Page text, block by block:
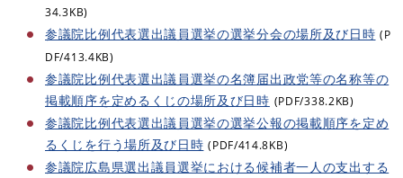
34.3KB)
参議院比例代表選出議員選挙の選挙分会の場所及び日時 (P
DF/413.4KB)
参議院比例代表選出議員選挙の名簿届出政党等の名称等の
掲載順序を定めるくじの場所及び日時 (PDF/338.2KB)
参議院比例代表選出議員選挙の選挙公報の掲載順序を定め
るくじを行う場所及び日時 (PDF/414.8KB)
参議院広島県選出議員選挙における候補者一人の支出する